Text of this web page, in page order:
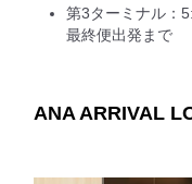
第3ターミナル：
最終便出発まで
ANA ARRIVAL